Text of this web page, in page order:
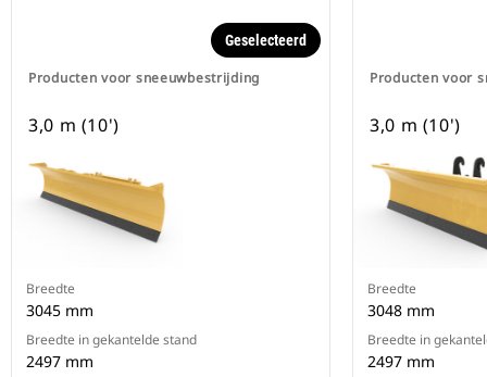
Producten voor sneeuwbestrijding
Geselecteerd
3,0 m (10')
Breedte
3045 mm
Breedte in gekantelde stand
2497 mm
Producten voor
3,0 m (10')
Breedte
3048 mm
Breedte in
2497 mm